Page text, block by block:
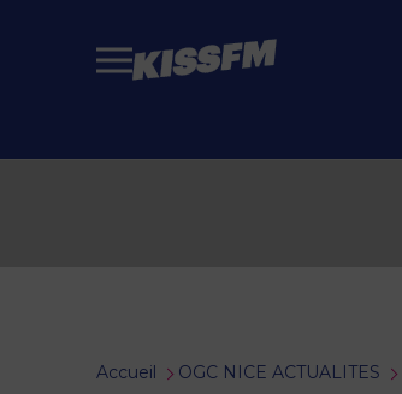
Passer au contenu principal
Accueil OGC NICE ACTUALITES